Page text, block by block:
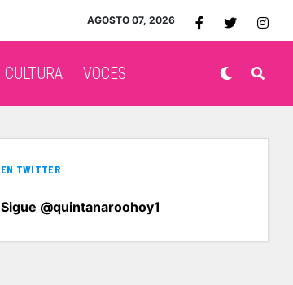
AGOSTO 07, 2026
CULTURA VOCES
EN TWITTER
Sigue @quintanaroohoy1